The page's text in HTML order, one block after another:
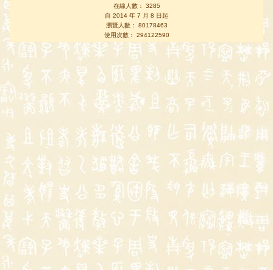
在線人數： 3285
自 2014 年 7 月 8 日起
瀏覽人數： 80178463
使用次數： 294122590